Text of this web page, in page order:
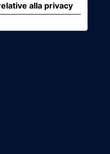
alla privacy